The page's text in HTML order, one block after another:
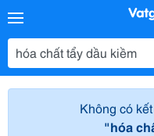
Không có
"hóa